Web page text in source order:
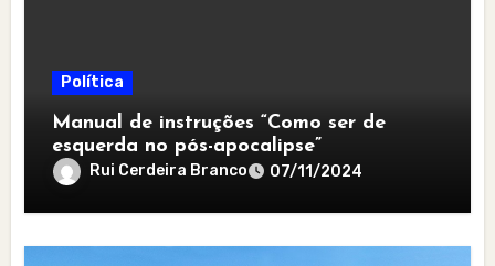
Política
Manual de instruções “Como ser de
esquerda no pós-apocalipse”
Rui Cerdeira Branco 07/11/2024